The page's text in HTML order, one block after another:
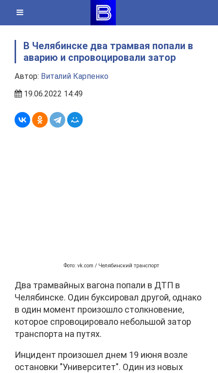
content
В Челябинске два трамвая попали в
аварию и спровоцировали затор
Автор: Виталий Карпенко
19.06.2022 14:49
Фото: vk.com / Челябинский транспорт
Два трамвайных вагона попали в ДТП в
Челябинске. Один буксировал другой, однако
в один момент произошло столкновение,
которое спровоцировало небольшой затор
транспорта на путях.
Инцидент произошел днем 19 июня возле
остановки "Университет". Один из новых